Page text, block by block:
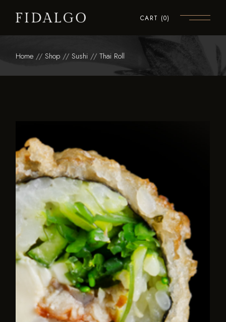
CART (0)
Home Shop Sushi Thai Roll